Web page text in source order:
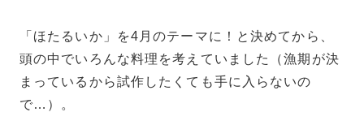
「ほたるいか」を4月のテーマに！と決めてから、
頭の中でいろんな料理を考えていました
（漁期が決
まっているから試作したくても手に入らないの
で…）。